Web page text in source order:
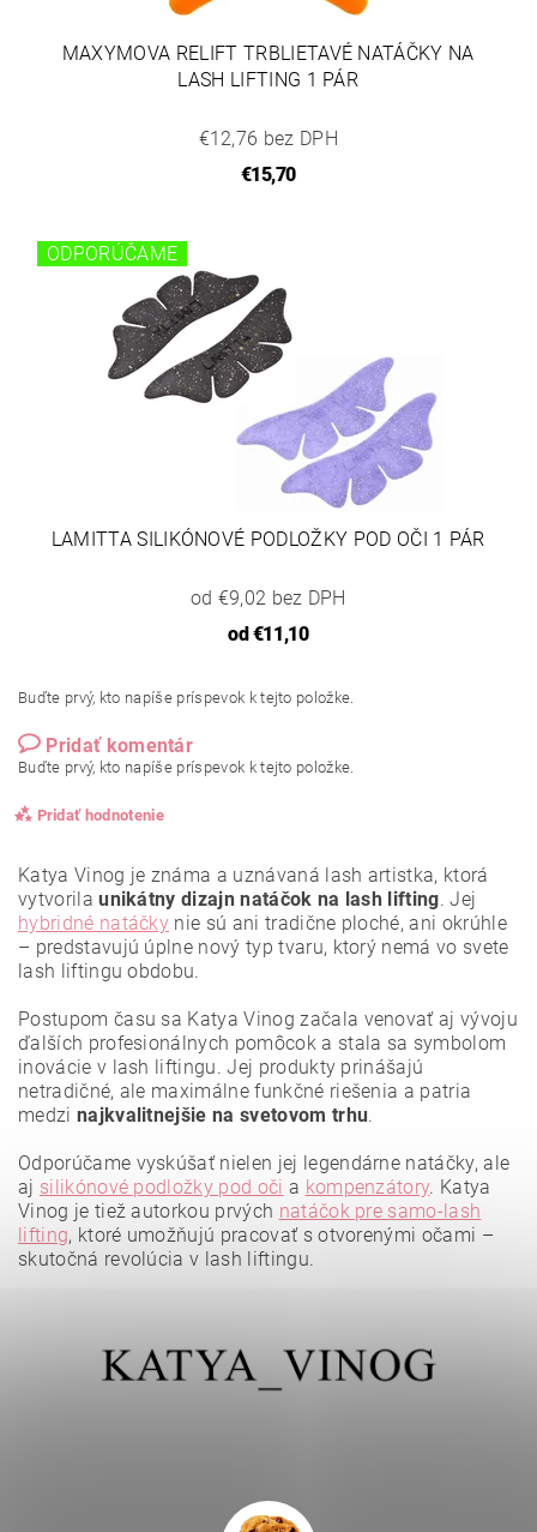
MAXYMOVA RELIFT TRBLIETAVÉ NATÁČKY NA
LASH LIFTING 1 PÁR
€12,76 bez DPH
€15,70
ODPORÚČAME
LAMITTA SILIKÓNOVÉ PODLOŽKY POD OČI 1 PÁR
od €9,02 bez DPH
od€11,10
Buďte prvý, kto napíše príspevok k tejto položke.
Pridať komentár
Buďte prvý, kto napíše príspevok k tejto položke.
Pridať hodnotenie
Vložením hodnotenie súhlasíte spodmienkami ochrany
osobných údajov.
Katya Vinog je známa a uznávaná lash artistka, ktorá
vytvorilaunikátny dizajn natáčok na lash lifting. Jej
hybridné natáčky nie sú ani tradične ploché, ani okrúhle
– predstavujú úplne nový typ tvaru, ktorý nemá vo svete
lash liftingu obdobu.
Postupom času sa Katya Vinog začala venovať aj vývoju
ďalších profesionálnych pomôcok a stala sa symbolom
inovácie v lash liftingu. Jej produkty prinášajú
netradičné, ale maximálne funkčné riešenia a patria
medzi najkvalitnejšie na svetovom trhu.
Odporúčame vyskúšať nielen jej legendárne natáčky, ale
aj silikónové podložky pod oči a kompenzátory. Katya
Vinog je tiež autorkou prvých natáčok pre samo-lash
lifting, ktoré umožňujú pracovať s otvorenými očami –
skutočná revolúcia v lash liftingu.